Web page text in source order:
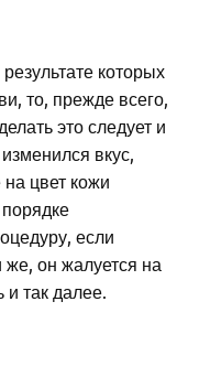
которых
то, прежде всего,
это следует и
вкус,
цвет кожи
если
же, он жалуется на
так далее.